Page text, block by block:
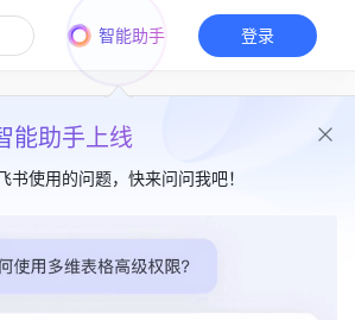
智能助手
能助手上线
书使用的问题，快来问问我吧！
登录